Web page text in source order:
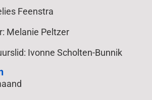
Feenstra
Melanie Peltzer
Ivonne Scholten-Bunnik